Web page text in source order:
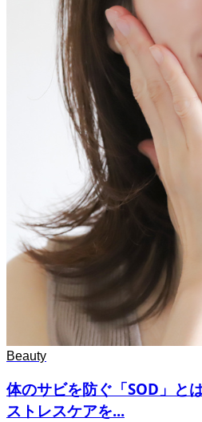
Beauty
体のサビを防ぐ「SOD」と
ストレスケアを...